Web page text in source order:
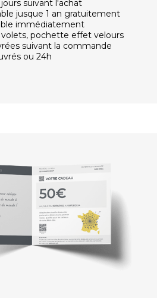
suivant l'achat
jusque 1 an gratuitement
immédiatement
pochette effet velours
suivant la commande
ou 24h